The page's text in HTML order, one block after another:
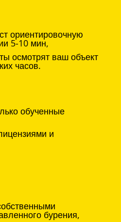
ориентировочную
5-10 мин,
осмотрят ваш объект
часов.
обученные
и
бурения,